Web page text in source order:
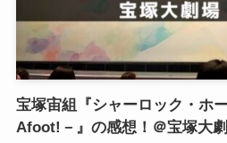
宝塚宙組『シャーロック・ホ
Afoot!－』の感想！＠宝塚大